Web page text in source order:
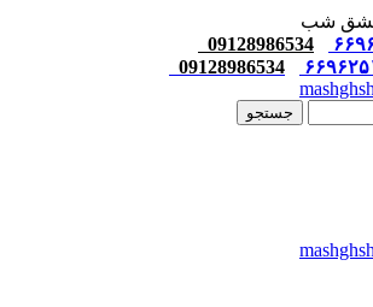
مشق شب
09128986534
09128986534
جستجو